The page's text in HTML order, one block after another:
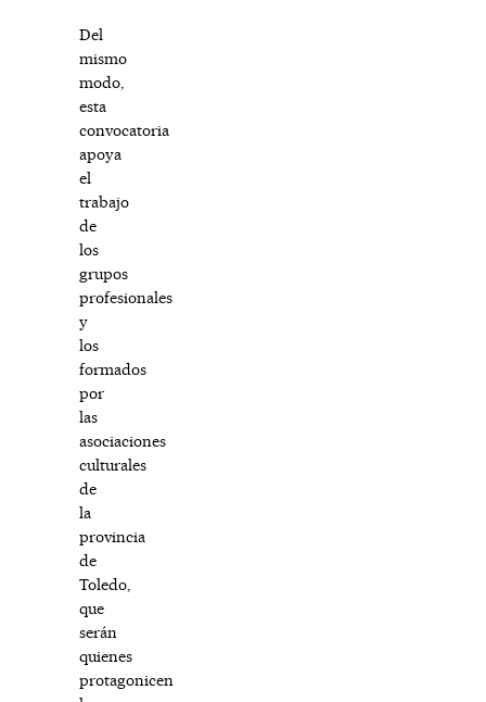
Del
mismo
modo,
esta
convocatoria
apoya
el
trabajo
de
los
grupos
profesionales
y
los
formados
por
las
asociaciones
culturales
de
la
provincia
de
Toledo,
que
serán
quienes
protagonicen